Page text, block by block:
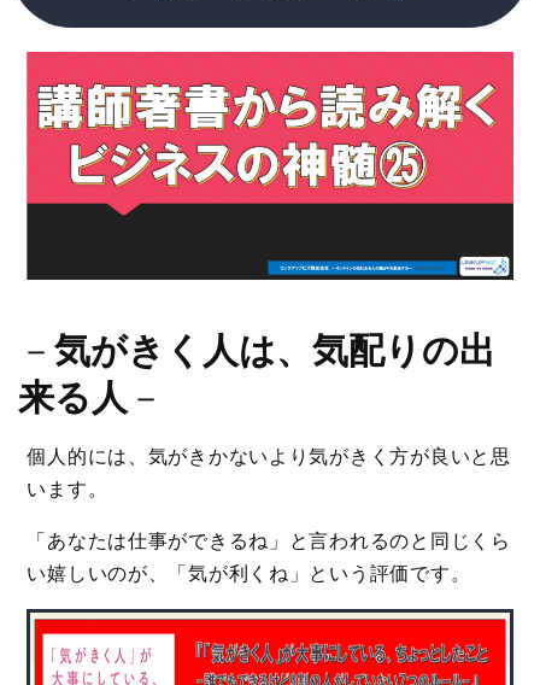
－ 気がきく人は、気配りの出
来る人 －
個人的には、気がきかないより気がきく方が良いと思
います。
「あなたは仕事ができるね」と言われるのと同じくら
い嬉しいのが、「気が利くね」という評価です。